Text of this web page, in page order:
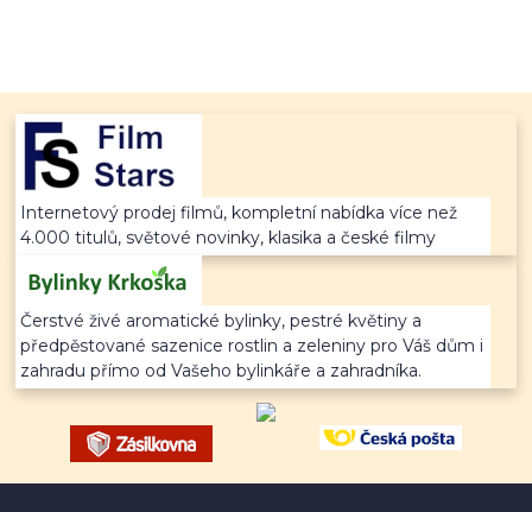
Internetový prodej filmů, kompletní nabídka více než
4.000 titulů, světové novinky, klasika a české filmy
Čerstvé živé aromatické bylinky, pestré květiny a
předpěstované sazenice rostlin a zeleniny pro Váš dům i
zahradu přímo od Vašeho bylinkáře a zahradníka.